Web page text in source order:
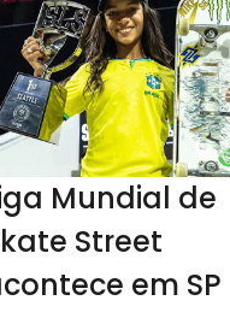
Mundial de
Street
em SP